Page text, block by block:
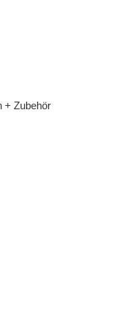
+ Zubehör